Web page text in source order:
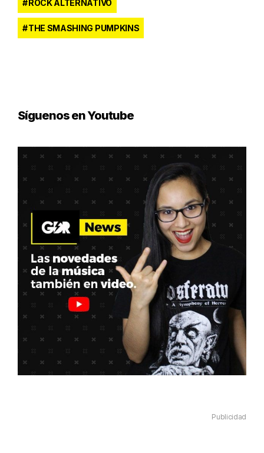
ROCK ALTERNATIVO
THE SMASHING PUMPKINS
Síguenos en Youtube
Publicidad